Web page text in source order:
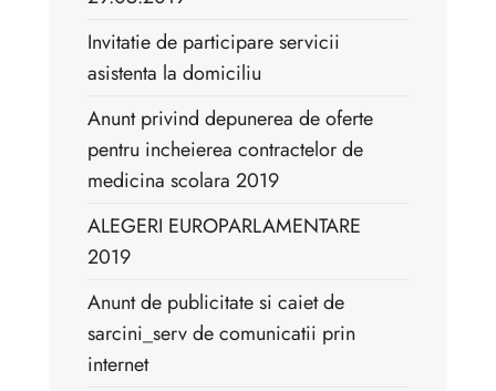
Invitatie de participare servicii
asistenta la domiciliu
Anunt privind depunerea de oferte
pentru incheierea contractelor de
medicina scolara 2019
ALEGERI EUROPARLAMENTARE
2019
Anunt de publicitate si caiet de
sarcini_serv de comunicatii prin
internet